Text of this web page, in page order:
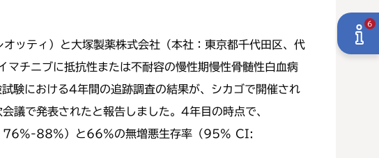
ッティ）と大塚製薬株式会社（本社：東京都千代田区、代
チニブに抵抗性または不耐容の慢性期慢性骨髄性白血病
験における4年間の追跡調査の結果が、シカゴで開催され
発表されたと報告しました。4年目の時点で、
88%）と66%の無増悪生存率（95% CI:
6